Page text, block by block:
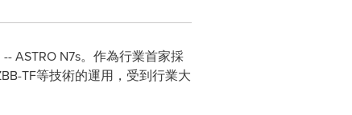
ASTRO N7s。作為行業首家採
TF等技術的運用，受到行業大